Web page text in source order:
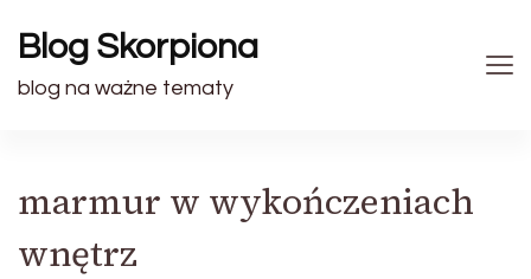
Blog Skorpiona
blog na ważne tematy
marmur w wykończeniach
wnętrz